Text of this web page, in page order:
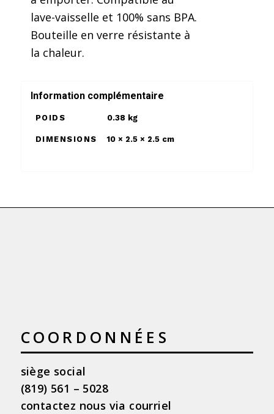
lave-vaisselle et 100% sans BPA.
Bouteille en verre résistante à
la chaleur.
Information complémentaire
POIDS 0.38 kg
DIMENSIONS 10 × 2.5 × 2.5 cm
COORDONNÉES
siège social
(819) 561 – 5028
contactez nous via courriel